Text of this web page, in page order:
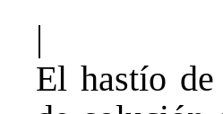
|
El hastío